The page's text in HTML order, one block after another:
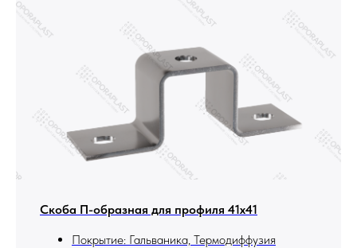
Скоба П-образная для профиля 41х41
Покрытие: Гальваника, Термодиффузия